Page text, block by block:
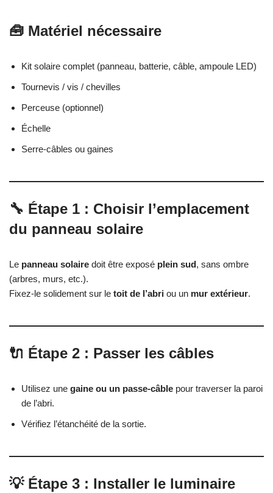
🧰 Matériel nécessaire
Kit solaire complet (panneau, batterie, câble, ampoule LED)
Tournevis / vis / chevilles
Perceuse (optionnel)
Échelle
Serre-câbles ou gaines
🔧 Étape 1 : Choisir l’emplacement
du panneau solaire
Le panneau solaire doit être exposé plein sud, sans ombre
(arbres, murs, etc.).
Fixez-le solidement sur le toit de l’abri ou un mur extérieur.
🔌 Étape 2 : Passer les câbles
Utilisez une gaine ou un passe-câble pour traverser la paroi
de l’abri.
Vérifiez l’étanchéité de la sortie.
💡 Étape 3 : Installer le luminaire